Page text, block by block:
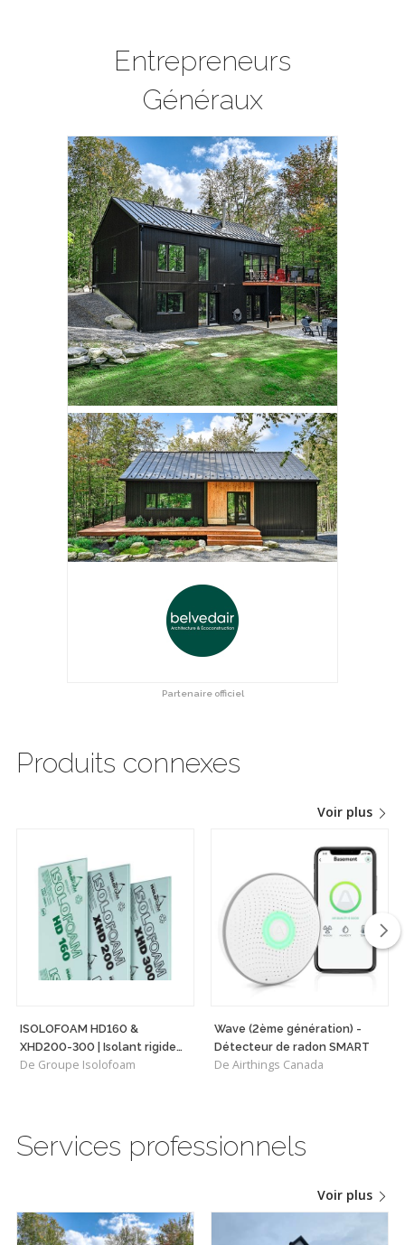
Entrepreneurs
Généraux
Partenaire officiel
Produits connexes
Voir plus
ISOLOFOAM HD160 &
XHD200-300 | Isolant rigide
haute densité polyvalent
De Groupe Isolofoam
Wave (2ème génération) -
Détecteur de radon SMART
De Airthings Canada
Services professionnels
Voir plus